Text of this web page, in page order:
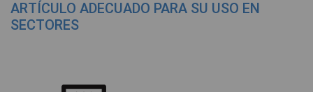
ARTÍCULO ADECUADO PARA SU USO EN
SECTORES